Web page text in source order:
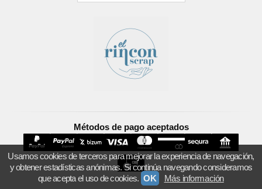
Métodos de pago aceptados
Usamos cookies de terceros para mejorar la experiencia de navegación,
y obtener estadísticas anónimas. Si continúa navegando consideramos
que acepta el uso de cookies. OK Más información